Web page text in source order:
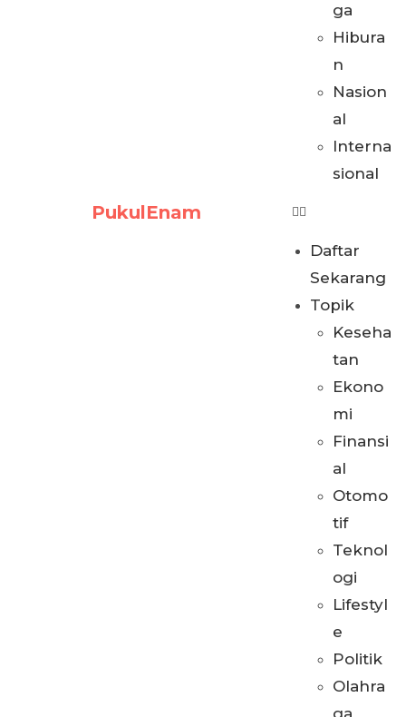
PukulEnam
ga
Hibura
n
Nasion
al
Interna
sional
Daftar
Sekarang
Topik
Keseha
tan
Ekono
mi
Finansi
al
Otomo
tif
Teknol
ogi
Lifestyl
e
Politik
Olahra
ga